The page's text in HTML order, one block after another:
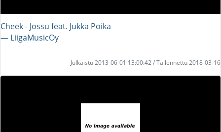
Cheek - Jossu feat. Jukka Poika
― LiigaMusicOy
Julkaistu 2013-06-01 13:00:42 / Tallennettu 2018-03-16